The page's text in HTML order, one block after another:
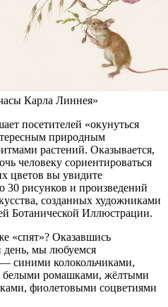
Карла Линнея»
посетителей «окунуться
природным
растений. Оказывается,
человеку сориентироваться
цветов вы увидите
30 рисунков и произведений
созданных художниками
Ботанической Иллюстрации.
«спят»? Оказавшись
день, мы любуемся
синими колокольчиками,
белыми ромашками, жёлтыми
фиолетовыми соцветиями